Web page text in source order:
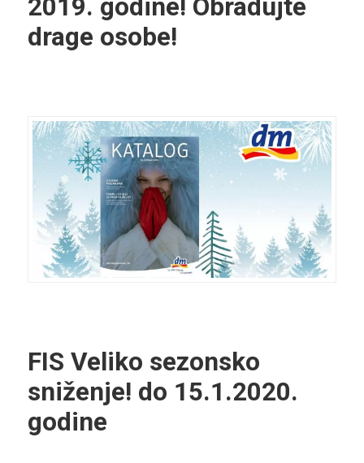
2019. godine! Obradujte
drage osobe!
FIS Veliko sezonsko
sniženje! do 15.1.2020.
godine